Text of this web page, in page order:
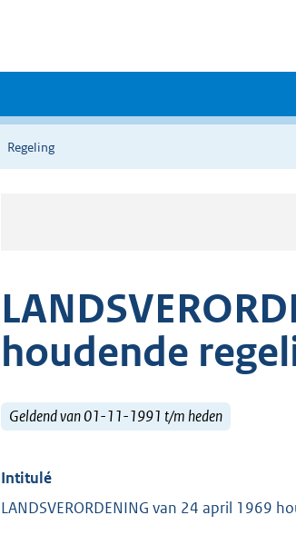
Regeling
houdende
Geldend van 01-11-1991 t/m heden
Intitulé
LANDSVERORDENING van 24 april 1969